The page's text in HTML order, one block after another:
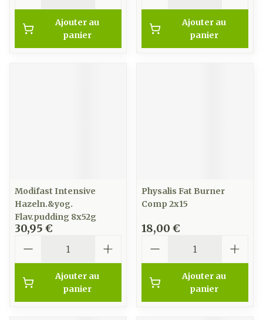
Ajouter au
panier
Ajouter au
panier
Modifast Intensive
Hazeln.&yog.
Flav.pudding 8x52g
30,95 €
Ajouter au
panier
Physalis Fat Burner
Comp 2x15
18,00 €
Ajouter au
panier